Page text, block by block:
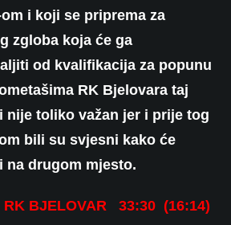
i koji se priprema za
zgloba koja će ga
od kvalifikacija za popunu
RK Bjelovara taj
nije toliko važan jer i prije tog
bili su svjesni kako će
na drugom mjesto.
RK BJELOVAR 33:30 (16:14)